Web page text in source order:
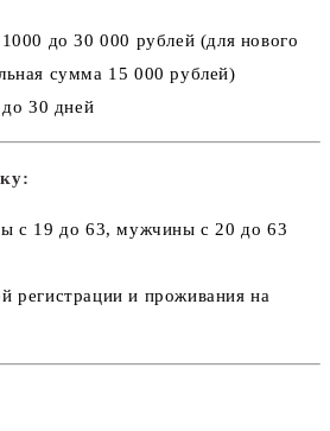
до 30 000 рублей (для нового
сумма 15 000 рублей)
30 дней
с 19 до 63, мужчины с 20 до 63
регистрации и проживания на